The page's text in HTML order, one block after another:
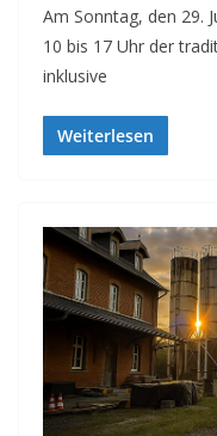
Am Sonntag, den 29.
10 bis 17 Uhr der
inklusive
Weiterlesen